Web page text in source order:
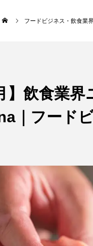
ケティング
新】注目の飲食店フラ
ブランド特集｜これか
フードビジネス・飲食業
】飲食業
｜フード